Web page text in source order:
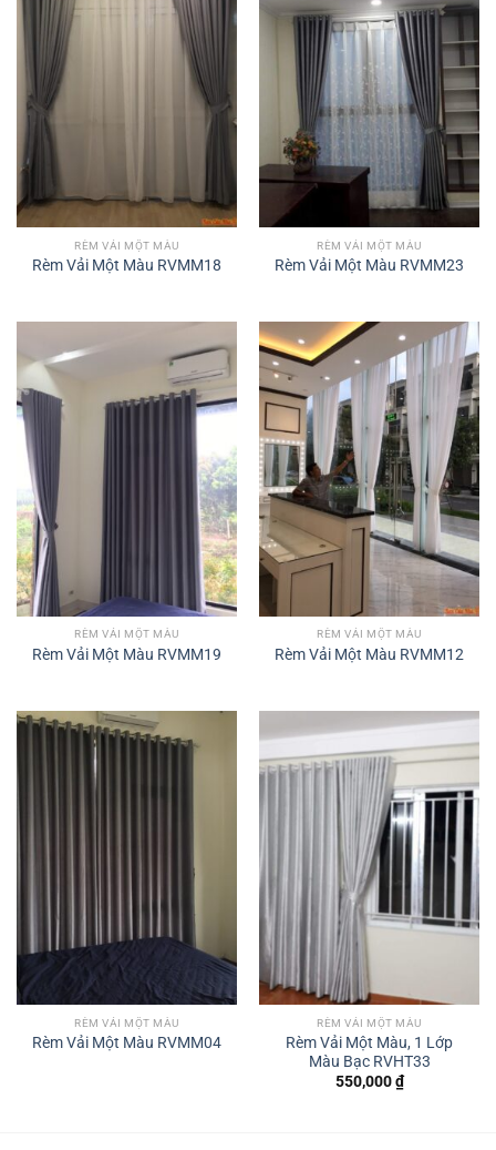
RÈM VẢI MỘT MÀU
Rèm Vải Một Màu RVMM18
RÈM VẢI MỘT MÀU
Rèm Vải Một Màu RVMM23
RÈM VẢI MỘT MÀU
Rèm Vải Một Màu RVMM19
RÈM VẢI MỘT MÀU
Rèm Vải Một Màu RVMM12
RÈM VẢI MỘT MÀU
Rèm Vải Một Màu RVMM04
RÈM VẢI MỘT MÀU
Rèm Vải Một Màu, 1 Lớp
Màu Bạc RVHT33
550,000₫